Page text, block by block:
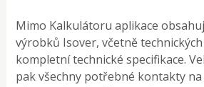
Mimo Kalkulátoru aplikace
výrobků Isover, včetně
kompletní technické specifikace.
pak všechny potřebné kontakty